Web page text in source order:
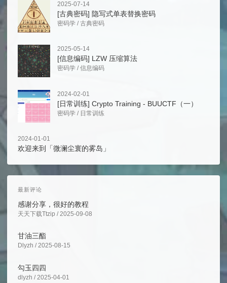
2025-07-14
[古典密码] 隐写式单表替换密码
密码学 /古典密码
2025-05-14
[信息编码] LZW 压缩算法
密码学 /信息编码
2024-02-01
[日常训练] Crypto Training - BUUCTF（一）
密码学 / 日常训练
2024-01-01
欢迎来到「微澜尘寰的雾岛」
最新评论
感谢分享，很好的教程
天天下载Ttzip / 2025-09-08
甘油三酯
Dlyzh / 2025-08-15
勾玉四四
dlyzh / 2025-04-01